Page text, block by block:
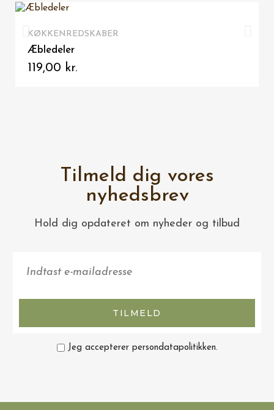
KØKKENREDSKABER
Æbledeler
119,00 kr.
Tilmeld dig vores
nyhedsbrev
Hold dig opdateret om nyheder og tilbud
TILMELD
Jeg accepterer persondatapolitikken.